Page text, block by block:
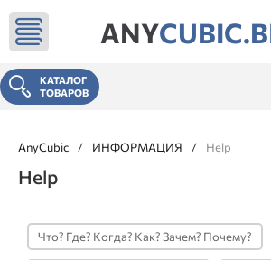
ANY
КАТАЛОГ
ТОВАРОВ
AnyCubic / ИНФОРМАЦИЯ / Help
Help
Что? Где? Когда? Как? Зачем? Почему?